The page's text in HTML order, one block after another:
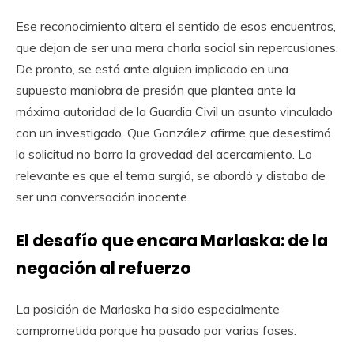
Ese reconocimiento altera el sentido de esos encuentros,
que dejan de ser una mera charla social sin repercusiones.
De pronto, se está ante alguien implicado en una
supuesta maniobra de presión que plantea ante la
máxima autoridad de la Guardia Civil un asunto vinculado
con un investigado. Que González afirme que desestimó
la solicitud no borra la gravedad del acercamiento. Lo
relevante es que el tema surgió, se abordó y distaba de
ser una conversación inocente.
El desafío que encara Marlaska: de la
negación al refuerzo
La posición de Marlaska ha sido especialmente
comprometida porque ha pasado por varias fases.